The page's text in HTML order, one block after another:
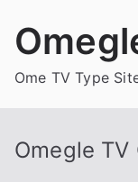
content
Ome TV Type
Omegle TV